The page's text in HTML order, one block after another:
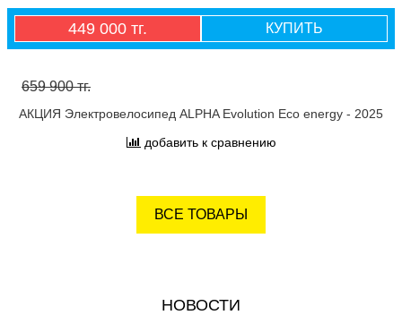
449 000 тг. КУПИТЬ
659 900 тг.
АКЦИЯ Электровелосипед ALPHA Evolution Eco energy - 2025
добавить к сравнению
ВСЕ ТОВАРЫ
НОВОСТИ